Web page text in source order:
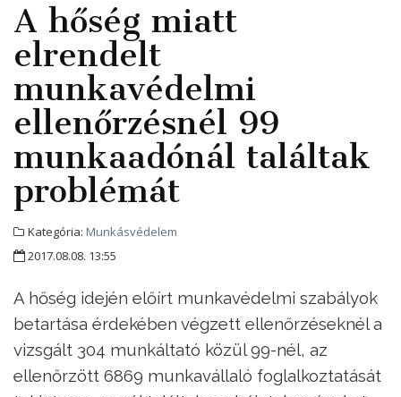
A hőség miatt
elrendelt
munkavédelmi
ellenőrzésnél 99
munkaadónál találtak
problémát
Kategória: Munkásvédelem
2017.08.08. 13:55
A hőség idején előírt munkavédelmi szabályok
betartása érdekében végzett ellenőrzéseknél a
vizsgált 304 munkáltató közül 99-nél, az
ellenőrzött 6869 munkavállaló foglalkoztatását